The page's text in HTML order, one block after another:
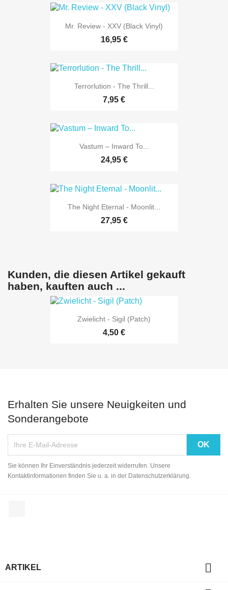
Mr. Review - XXV (Black Vinyl)
16,95 €
Terrorlution - The Thrill...
7,95 €
Vastum – Inward To...
24,95 €
The Night Eternal - Moonlit...
27,95 €
Kunden, die diesen Artikel gekauft
haben, kauften auch ...
Zwielicht - Sigil (Patch)
4,50 €
Erhalten Sie unsere Neuigkeiten und
Sonderangebote
Sie können Ihr Einverständnis jederzeit widerrufen. Unsere
Kontaktinformationen finden Sie u. a. in der Datenschutzerklärung.
ARTIKEL 